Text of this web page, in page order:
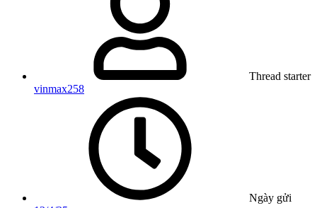
Thread starter
vinmax258
Ngày gửi